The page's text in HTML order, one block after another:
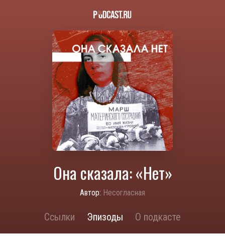
Она сказала: «Нет»
Автор: Несогласная
Ссылки Эпизоды О подкасте